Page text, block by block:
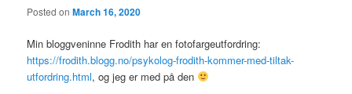
Posted onMarch 16, 2020
Min bloggveninne Frodith har en fotofargeutfordring:
https://frodith.blogg.no/psykolog-frodith-kommer-med-tiltak-
utfordring.html, og jeg er med på den